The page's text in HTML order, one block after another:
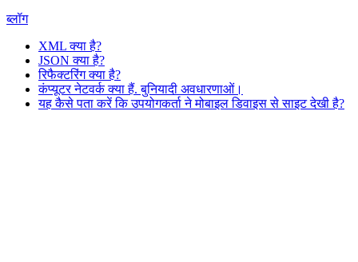
ब्लॉग
XML क्या है?
JSON क्या है?
रिफैक्टरिंग क्या है?
कंप्यूटर नेटवर्क क्या हैं. बुनियादी अवधारणाओं।
यह कैसे पता करें कि उपयोगकर्ता ने मोबाइल डिवाइस से साइट देखी है?